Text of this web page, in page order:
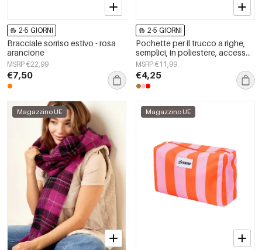
2-5 GIORNI
Bracciale sorriso estivo - rosa
arancione
MSRP €22,99
€7,50
2-5 GIORNI
Pochette per il trucco a righe,
semplici, in poliestere, accessori
per tutti i giorni
MSRP €11,99
€4,25
Magazzino UE Magazzino UE